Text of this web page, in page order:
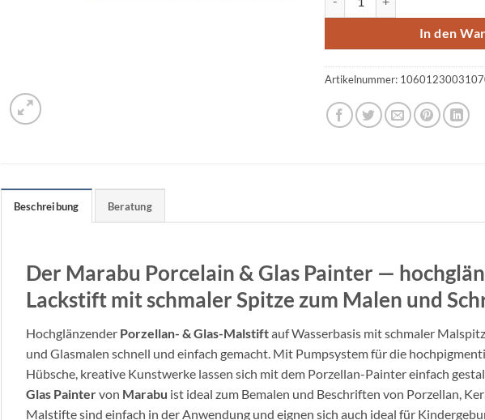
In den
Artikelnummer:
Beschreibung Beratung
Der Marabu Porcelain & Glas Painter —
Lackstift mit schmaler Spitze zum Malen und
Hochglänzender Porzellan- & Glas-Malstiftauf Wasserbasis mit schmaler
und Glasmalen schnell und einfach gemacht. Mit Pumpsystem für die
Hübsche, kreative Kunstwerke lassen sich mit dem Porzellan-Painter einfach
Glas Paintervon Marabu ist ideal zum Bemalen und Beschriften von Porzellan,
Malstifte sind einfach in der Anwendung und eignen sich auch ideal für